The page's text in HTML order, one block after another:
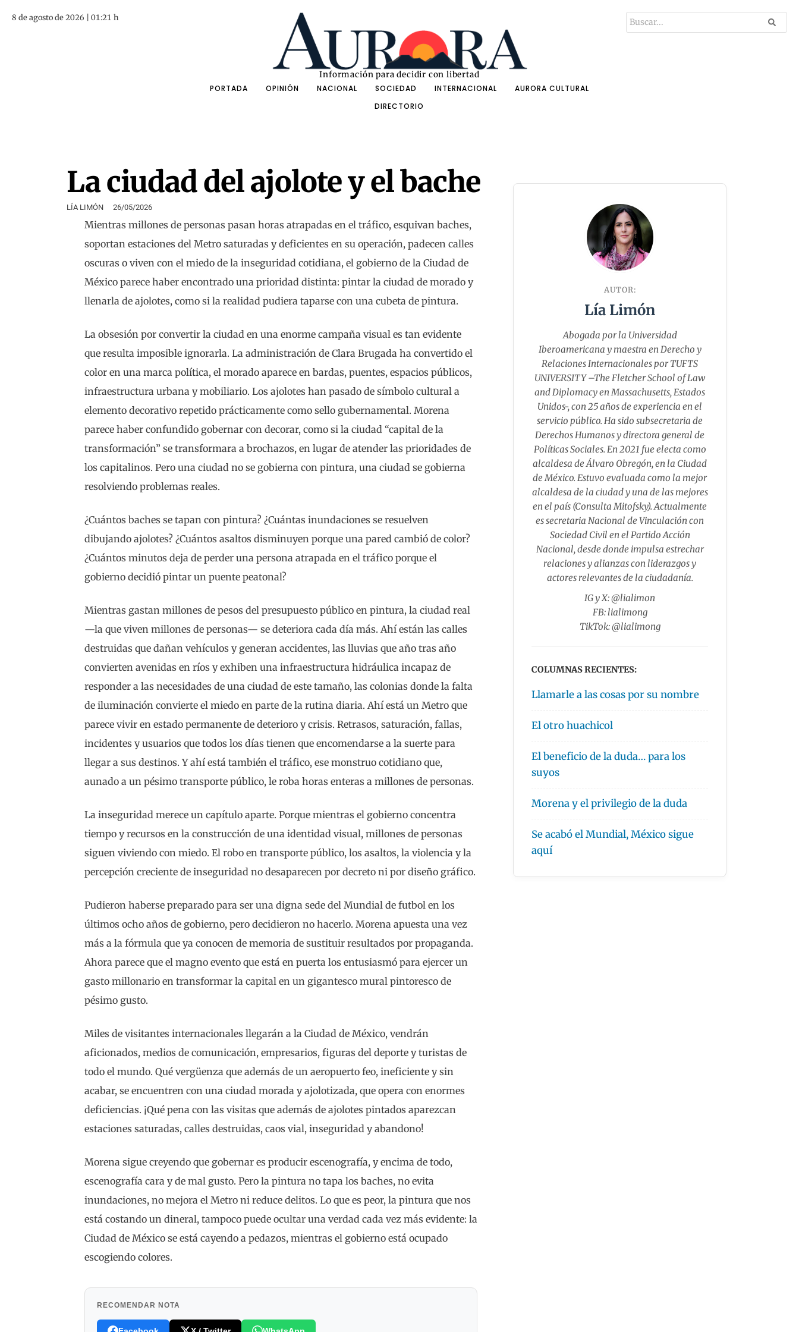
8 de agosto de 2026 | 01:21 h
Información para decidir con libertad
PORTADA
OPINIÓN NACIONAL SOCIEDAD INTERNACIONAL
AURORA CULTURAL
DIRECTORIO
La ciudad del ajolote y el bache
LÍA LIMÓN 26/05/2026
Mientras millones de personas pasan horas atrapadas en el tráfico, esquivan baches,
soportan estaciones del Metro saturadas y deficientes en su operación, padecen calles
oscuras o viven con el miedo de la inseguridad cotidiana, el gobierno de la Ciudad de
México parece haber encontrado una prioridad distinta: pintar la ciudad de morado y
llenarla de ajolotes, como si la realidad pudiera taparse con una cubeta de pintura.
La obsesión por convertir la ciudad en una enorme campaña visual es tan evidente
que resulta imposible ignorarla. La administración de Clara Brugada ha convertido el
color en una marca política, el morado aparece en bardas, puentes, espacios públicos,
infraestructura urbana y mobiliario. Los ajolotes han pasado de símbolo cultural a
elemento decorativo repetido prácticamente como sello gubernamental. Morena
parece haber confundido gobernar con decorar, como si la ciudad “capital de la
transformación” se transformara a brochazos, en lugar de atender las prioridades de
los capitalinos. Pero una ciudad no se gobierna con pintura, una ciudad se gobierna
resolviendo problemas reales.
¿Cuántos baches se tapan con pintura? ¿Cuántas inundaciones se resuelven
dibujando ajolotes? ¿Cuántos asaltos disminuyen porque una pared cambió de color?
¿Cuántos minutos deja de perder una persona atrapada en el tráfico porque el
gobierno decidió pintar un puente peatonal?
Mientras gastan millones de pesos del presupuesto público en pintura, la ciudad real
—la que viven millones de personas— se deteriora cada día más. Ahí están las calles
destruidas que dañan vehículos y generan accidentes, las lluvias que año tras año
convierten avenidas en ríos y exhiben una infraestructura hidráulica incapaz de
responder a las necesidades de una ciudad de este tamaño, las colonias donde la falta
de iluminación convierte el miedo en parte de la rutina diaria. Ahí está un Metro que
parece vivir en estado permanente de deterioro y crisis. Retrasos, saturación, fallas,
incidentes y usuarios que todos los días tienen que encomendarse a la suerte para
llegar a sus destinos. Y ahí está también el tráfico, ese monstruo cotidiano que,
aunado a un pésimo transporte público, le roba horas enteras a millones de personas.
La inseguridad merece un capítulo aparte. Porque mientras el gobierno concentra
tiempo y recursos en la construcción de una identidad visual, millones de personas
siguen viviendo con miedo. El robo en transporte público, los asaltos, la violencia y la
percepción creciente de inseguridad no desaparecen por decreto ni por diseño gráfico.
Pudieron haberse preparado para ser una digna sede del Mundial de futbol en los
últimos ocho años de gobierno, pero decidieron no hacerlo. Morena apuesta una vez
más a la fórmula que ya conocen de memoria de sustituir resultados por propaganda.
Ahora parece que el magno evento que está en puerta los entusiasmó para ejercer un
gasto millonario en transformar la capital en un gigantesco mural pintoresco de
pésimo gusto.
Miles de visitantes internacionales llegarán a la Ciudad de México, vendrán
aficionados, medios de comunicación, empresarios, figuras del deporte y turistas de
todo el mundo. Qué vergüenza que además de un aeropuerto feo, ineficiente y sin
acabar, se encuentren con una ciudad morada y ajolotizada, que opera con enormes
deficiencias. ¡Qué pena con las visitas que además de ajolotes pintados aparezcan
estaciones saturadas, calles destruidas, caos vial, inseguridad y abandono!
Morena sigue creyendo que gobernar es producir escenografía, y encima de todo,
escenografía cara y de mal gusto. Pero la pintura no tapa los baches, no evita
inundaciones, no mejora el Metro ni reduce delitos. Lo que es peor, la pintura que nos
está costando un dineral, tampoco puede ocultar una verdad cada vez más evidente: la
Ciudad de México se está cayendo a pedazos, mientras el gobierno está ocupado
escogiendo colores.
RECOMENDAR NOTA
AUTOR:
Lía Limón
Abogada por la Universidad
Iberoamericana y maestra en Derecho y
Relaciones Internacionales por TUFTS
UNIVERSITY –The Fletcher School of Law
and Diplomacy en Massachusetts, Estados
Unidos-, con 25 años de experiencia en el
servicio público. Ha sido subsecretaria de
Derechos Humanos y directora general de
Políticas Sociales. En 2021 fue electa como
alcaldesa de Álvaro Obregón, en la Ciudad
de México. Estuvo evaluada como la mejor
alcaldesa de la ciudad y una de las mejores
en el país (Consulta Mitofsky). Actualmente
es secretaria Nacional de Vinculación con
Sociedad Civil en el Partido Acción
Nacional, desde donde impulsa estrechar
relaciones y alianzas con liderazgos y
actores relevantes de la ciudadanía.
IG y X: @lialimon
FB: lialimong
TikTok: @lialimong
COLUMNAS RECIENTES:
Llamarle a las cosas por su nombre
El otro huachicol
El beneficio de la duda… para los
suyos
Morena y el privilegio de la duda
Se acabó el Mundial, México sigue
aquí